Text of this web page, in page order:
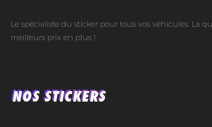
Le spécialiste du sticker pour tous vos véhicules. La
meilleurs prix en plus !
NOS STICKERS